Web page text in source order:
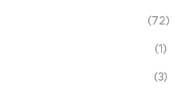
(72)
(1)
(3)